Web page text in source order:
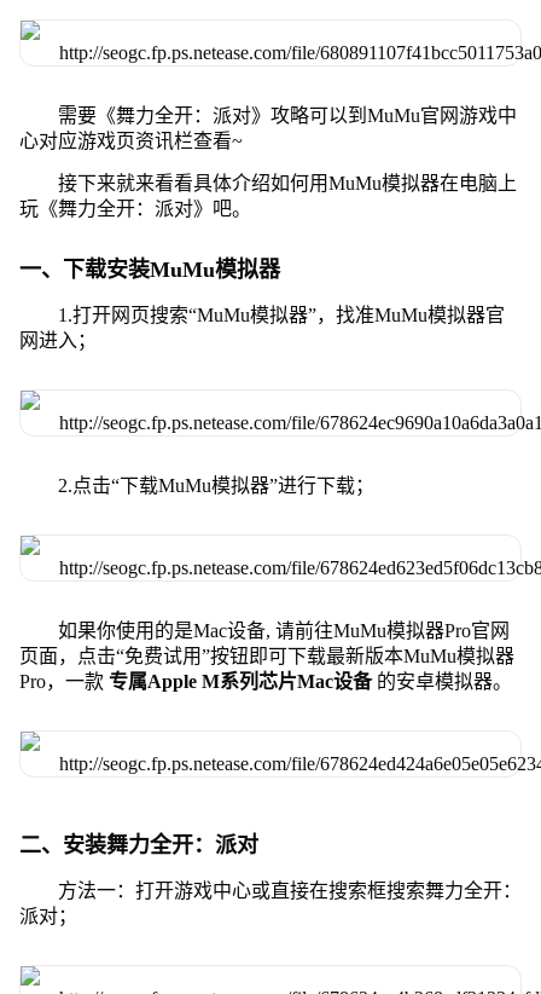
需要《舞力全开：派对》攻略可以到MuMu官网游戏中
心对应游戏页资讯栏查看~
接下来就来看看具体介绍如何用MuMu模拟器在电脑上
玩《舞力全开：派对》吧。
一、下载安装MuMu模拟器
1.打开网页搜索“MuMu模拟器”，找准MuMu模拟器官
网进入；
2.点击“下载MuMu模拟器”进行下载；
如果你使用的是Mac设备, 请前往MuMu模拟器Pro官网
页面，点击“免费试用”按钮即可下载最新版本MuMu模拟器
Pro，一款 专属Apple M系列芯片Mac设备 的安卓模拟器。
二、安装舞力全开：派对
方法一：打开游戏中心或直接在搜索框搜索舞力全开：
派对；